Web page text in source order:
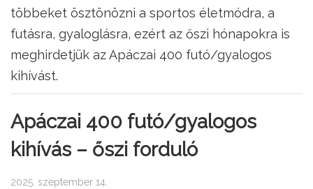
többeket ösztönözni a sportos életmódra, a
futásra, gyaloglásra, ezért az őszi hónapokra is
meghirdetjük az Apáczai 400 futó/gyalogos
kihívást.
Apáczai 400 futó/gyalogos
kihívás – őszi forduló
2025. szeptember 14.